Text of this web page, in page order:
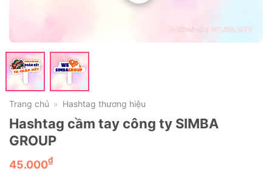
Trang chủ » Hashtag thương hiệu
Hashtag cầm tay công ty SIMBA
GROUP
45.000₫